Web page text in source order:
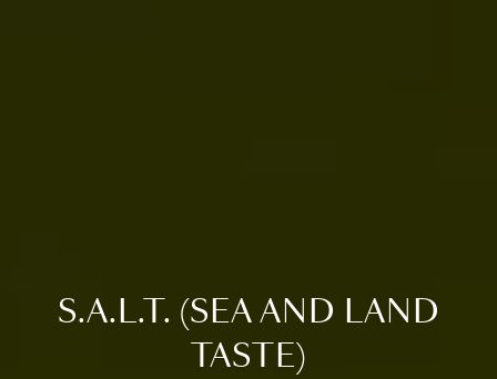
S.A.L.T. (SEA AND LAND
TASTE)